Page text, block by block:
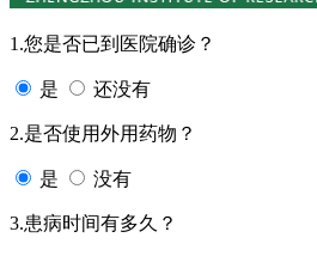
1.您是否已到医院确诊？
是 还没有
2.是否使用外用药物？
是 没有
3.患病时间有多久？